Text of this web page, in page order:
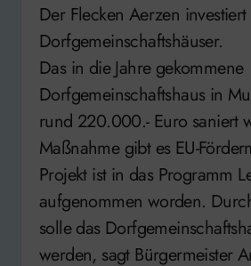
Der Flecken Aerzen
Dorfgemeinschaftshäuser.
Das in die Jahre gekommene
Dorfgemeinschaftshaus in
rund 220.000.- Euro saniert
Maßnahme gibt es EU-
Projekt ist in das Programm
aufgenommen worden.
solle das
werden, sagt Bürgermeister